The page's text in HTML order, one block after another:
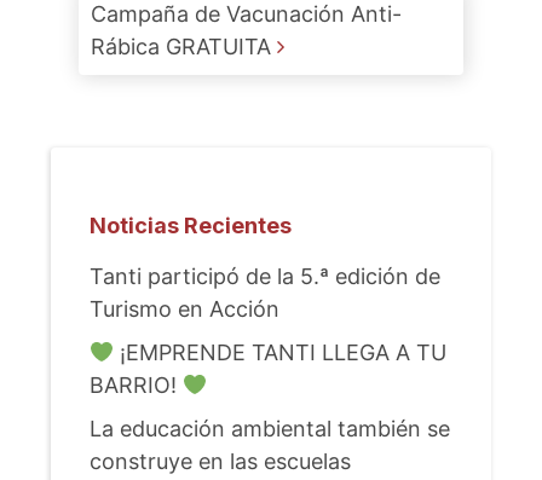
Campaña de Vacunación Anti-
Rábica GRATUITA
Noticias Recientes
Tanti participó de la 5.ª edición de
Turismo en Acción
¡EMPRENDE TANTI LLEGA A TU
BARRIO!
La educación ambiental también se
construye en las escuelas